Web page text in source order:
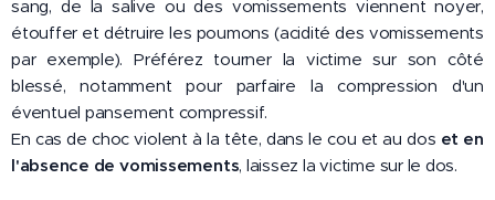
sang, de la salive ou des vomissements viennent noyer,
étouffer et détruire les poumons (acidité des vomissements
par exemple). Préférez tourner la victime sur son côté
blessé, notamment pour parfaire la compression d'un
éventuel pansement compressif.
En cas de choc violent à la tête, dans le cou et au dos et en
l'absence de vomissements, laissez la victime sur le dos.